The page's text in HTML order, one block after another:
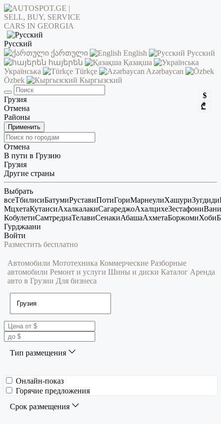
Русский
ქართული
English
Русский
հայերեն
Қазақша
Українська
Türkçe
Azərbaycan
Özbek
Кыргызский
$
₾
Грузия
Отмена
Районы
Применить
Отмена
В пути в Грузию
Грузия
Другие страны
Выбрать
всеТбилисиБатумиРуставиПотиГориМарнеулиХашуриЗугдиди
МцхетаКутаисиАхалкалакиСагареджоАхалцихеЗестафониВани
КобулетиСамтредиаТелавиСенакиАбашаАхметаБоржомиХоби
Гурджаани
Войти
Разместить бесплатно
Автомобили Мототехника Коммерческие Разборные
автомобили Ремонт и услуги Шины и диски Каталог Аренда
авто в Грузии Для бизнеса
Тип размещения
Онлайн-показ
Горячие предложения
Срок размещения